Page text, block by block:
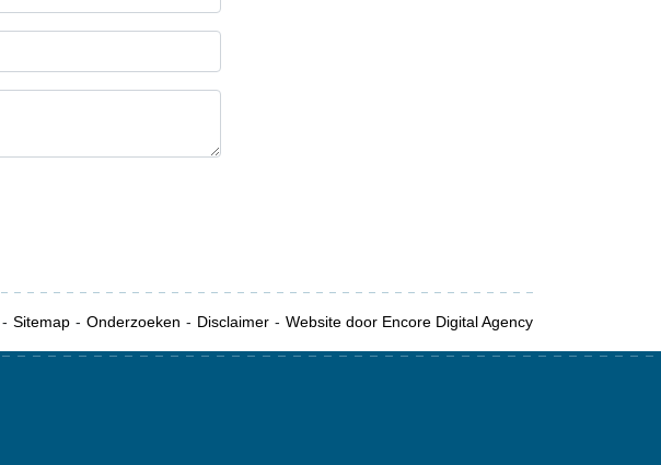
Sitemap Onderzoeken Disclaimer Website door Encore Digital Agency